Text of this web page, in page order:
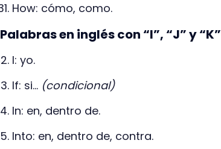
How: cómo, como.
Palabras en inglés con “I”, “J” y “K”
I: yo.
If: si... (condicional)
In: en, dentro de.
Into: en, dentro de, contra.